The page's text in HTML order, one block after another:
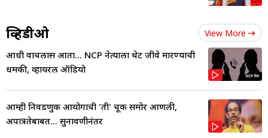
व्हिडीओ View More
आधी वाचलास आता... NCP नेत्याला थेट जीवे मारण्याची
धमकी, व्हायरल ऑडियो
आम्ही निवडणुक आयोगाची 'ती' चूक समोर आणली,
अपात्रतेबाबत... सुनावणीनंतर